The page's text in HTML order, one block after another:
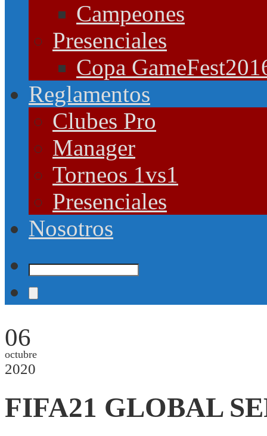
Campeones
Presenciales
Copa
Reglamentos
Clubes Pro
Manager
Torneos 1vs1
Presenciales
Nosotros
06
octubre
2020
FIFA21 GLOBAL